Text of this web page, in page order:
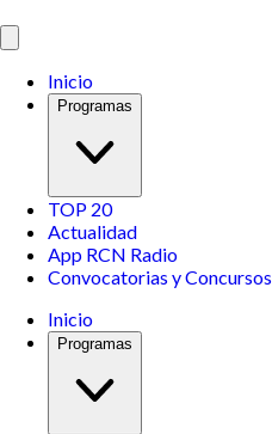
Inicio
Programas
TOP 20
Actualidad
App RCN Radio
Convocatorias y Concursos
Inicio
Programas